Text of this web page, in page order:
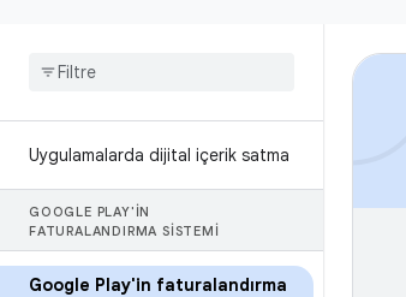
Uygulamalarda dijital içerik satma
GOOGLE PLAY'IN
FATURALANDIRMA SISTEMI
Google Play'in faturalandırma